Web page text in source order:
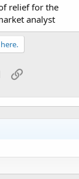
relief for the
analyst
Link